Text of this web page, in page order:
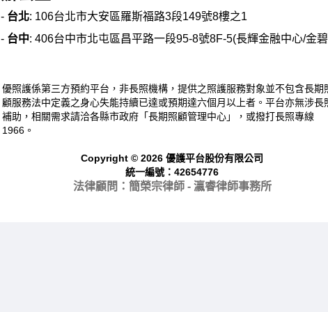
- 台北: 106台北市大安區羅斯福路3段149號8樓之1
- 台中: 406台中市北屯區昌平路一段95-8號8F-5(長輝金融中心/金
優照護係第三方預約平台，非長照機構，提供之照護服務對象並不包含長期
顧服務法中定義之身心失能持續已達或預期達六個月以上者。平台亦無涉長
補助，相關需求請洽各縣市政府「長期照顧管理中心」，或撥打長照專線
1966。
Copyright © 2026 優護平台股份有限公司
統一編號：42654776
法律顧問：簡榮宗律師 - 瀛睿律師事務所